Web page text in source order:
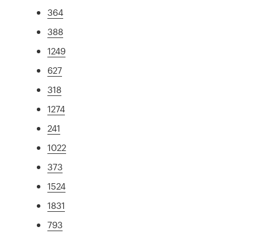
364
388
1249
627
318
1274
241
1022
373
1524
1831
793